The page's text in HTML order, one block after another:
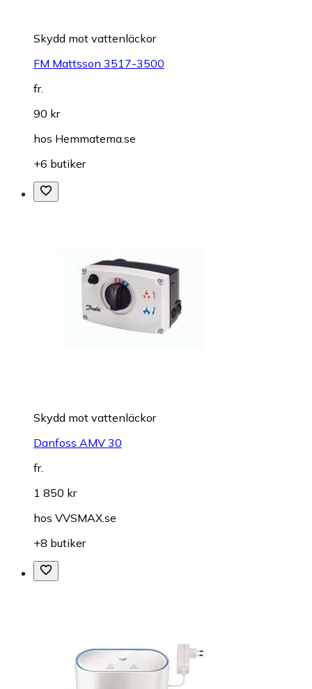
Skydd mot vattenläckor
FM Mattsson 3517-3500
fr.
90 kr
hos Hemmatema.se
+6 butiker
Skydd mot vattenläckor
Danfoss AMV 30
fr.
1 850 kr
hos VVSMAX.se
+8 butiker